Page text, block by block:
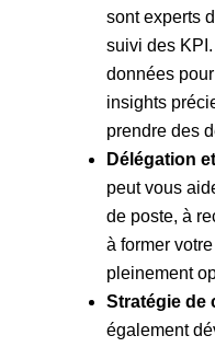
sont experts
suivi des
données
insights
prendre des
Délégation
peut vous
de poste, à
à former
pleinement
Stratégie de
également